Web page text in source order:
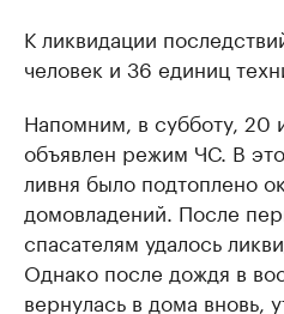
К ликвидации
человек и 36 единиц
Напомним, в субботу, 20
объявлен режим ЧС. В
ливня было подтоплено
домовладений. После
спасателям удалось
Однако после дождя в
вернулась в дома вновь,